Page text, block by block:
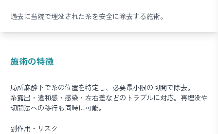
過去に当院で埋没された糸を安全に除去する施術。
施術の特徴
局所麻酔下で糸の位置を特定し、必要最小限の切開で除去。
糸露出・違和感・感染・左右差などのトラブルに対応。再埋没や
切開法への移行も同時に可能。
副作用・リスク